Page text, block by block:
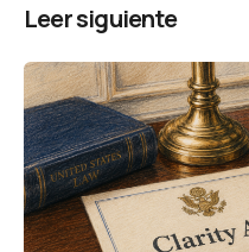
Leer siguiente